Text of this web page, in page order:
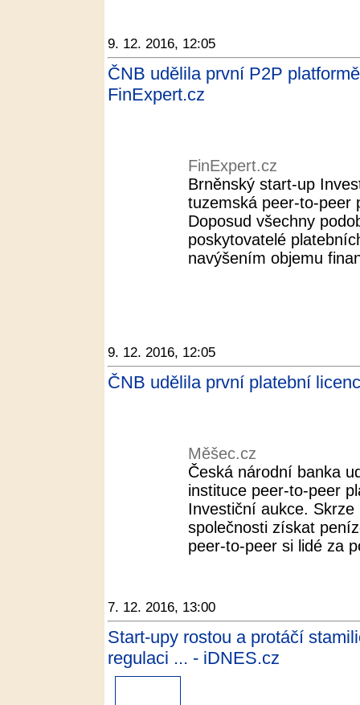
9. 12. 2016, 12:05
ČNB udělila první P2P
FinExpert.cz
FinExpert.cz
Brněnský start-up
tuzemská peer-to-peer
Doposud všechny
poskytovatelé
navýšením objemu
9. 12. 2016, 12:05
ČNB udělila první platební
Měšec.cz
Česká národní banka
instituce peer-to-peer
Investiční aukce.
společnosti získat
peer-to-peer si lidé za
7. 12. 2016, 13:00
Start-upy rostou a protáčí
regulaci ... - iDNES.cz